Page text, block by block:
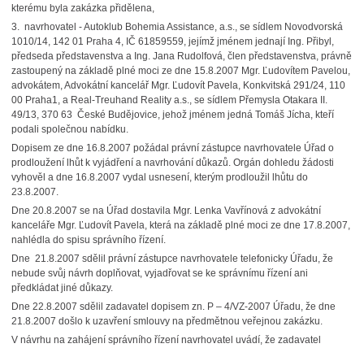
kterému byla zakázka přidělena,
3. navrhovatel - Autoklub Bohemia Assistance, a.s., se sídlem Novodvorská
1010/14, 142 01 Praha 4, IČ 61859559, jejímž jménem jednají Ing. Přibyl,
předseda představenstva a Ing. Jana Rudolfová, člen představenstva, právně
zastoupený na základě plné moci ze dne 15.8.2007 Mgr. Ľudovítem Pavelou,
advokátem, Advokátní kancelář Mgr. Ľudovít Pavela, Konkvitská 291/24, 110
00 Praha1, a Real-Treuhand Reality a.s., se sídlem Přemysla Otakara II.
49/13, 370 63 České Budějovice, jehož jménem jedná Tomáš Jícha, kteří
podali společnou nabídku.
Dopisem ze dne 16.8.2007 požádal právní zástupce navrhovatele Úřad o
prodloužení lhůt k vyjádření a navrhování důkazů. Orgán dohledu žádosti
vyhověl a dne 16.8.2007 vydal usnesení, kterým prodloužil lhůtu do
23.8.2007.
Dne 20.8.2007 se na Úřad dostavila Mgr. Lenka Vavřínová z advokátní
kanceláře Mgr. Ľudovít Pavela, která na základě plné moci ze dne 17.8.2007,
nahlédla do spisu správního řízení.
Dne 21.8.2007 sdělil právní zástupce navrhovatele telefonicky Úřadu, že
nebude svůj návrh doplňovat, vyjadřovat se ke správnímu řízení ani
předkládat jiné důkazy.
Dne 22.8.2007 sdělil zadavatel dopisem zn. P – 4/VZ-2007 Úřadu, že dne
21.8.2007 došlo k uzavření smlouvy na předmětnou veřejnou zakázku.
V návrhu na zahájení správního řízení navrhovatel uvádí, že zadavatel